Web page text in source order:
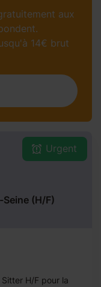
(H/F)
Urgent
H/F pour la
aux
14€ brut